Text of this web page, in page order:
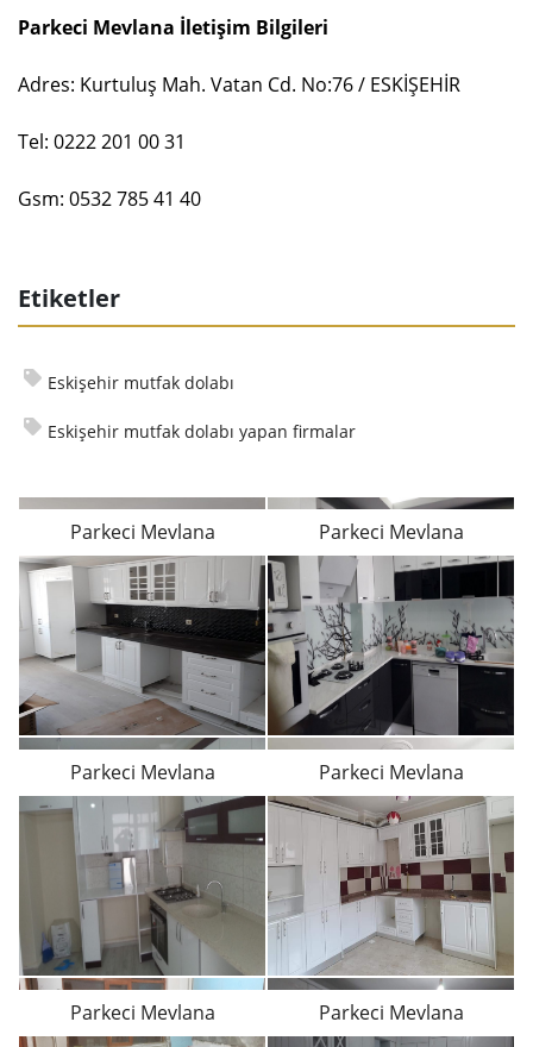
Parkeci Mevlana İletişim Bilgileri
Adres: Kurtuluş Mah. Vatan Cd. No:76 / ESKİŞEHİR
Tel: 0222 201 00 31
Gsm: 0532 785 41 40
Etiketler
Eskişehir mutfak dolabı
Eskişehir mutfak dolabı yapan firmalar
Parkeci Mevlana Parkeci Mevlana
Parkeci Mevlana Parkeci Mevlana
Parkeci Mevlana Parkeci Mevlana